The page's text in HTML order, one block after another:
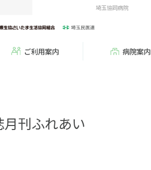
埼玉協同病院
ご利用案内 病院案内
月刊ふれあい